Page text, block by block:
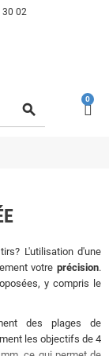
30 02
search
0
L'utilisation d'une
votreprécision.
y compris le
des plages de
les objectifs de 4